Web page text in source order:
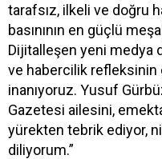
tarafsız, ilkeli ve doğru
basınının en güçlü
Dijitalleşen yeni medya
ve habercilik refleksinin
inanıyoruz. Yusuf
Gazetesi ailesini,
yürekten tebrik ediyor,
diliyorum.”